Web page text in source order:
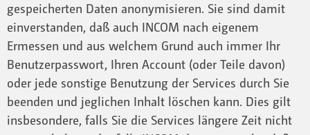
gespeicherten Daten anonymisieren. Sie sind damit
einverstanden, daß auch INCOM nach eigenem
Ermessen und aus welchem Grund auch immer Ihr
Benutzerpasswort, Ihren Account (oder Teile davon)
oder jede sonstige Benutzung der Services durch Sie
beenden und jeglichen Inhalt löschen kann. Dies gilt
insbesondere, falls Sie die Services längere Zeit nicht